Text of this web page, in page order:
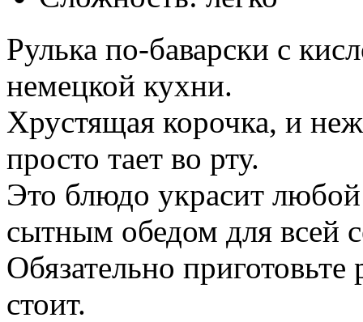
Рулька по-баварски с
немецкой кухни.
Хрустящая корочка, и
просто тает во рту.
Это блюдо украсит
сытным обедом для всей
Обязательно
стоит.